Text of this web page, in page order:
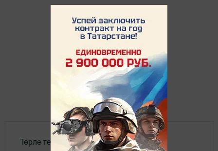
Төрле темалар